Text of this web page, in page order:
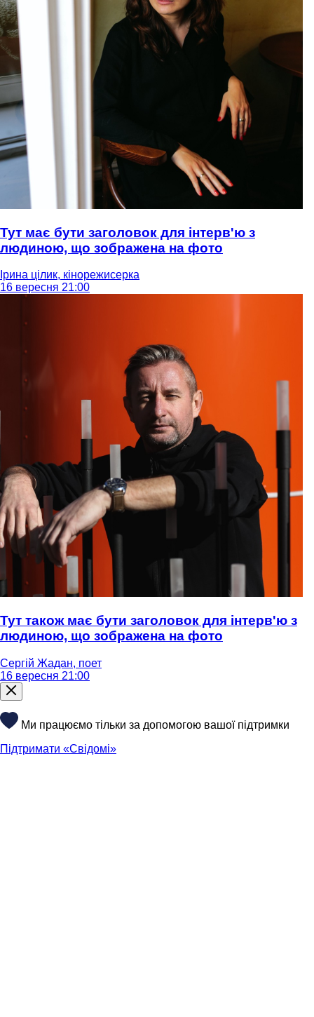
Тут має бути заголовок для інтерв'ю з
людиною, що зображена на фото
Ірина цілик, кінорежисерка
16 вересня 21:00
Тут також має бути заголовок для інтерв'ю з
людиною, що зображена на фото
Сергій Жадан, поет
16 вересня 21:00
Ми працюємо тільки за допомогою вашої підтримки
Підтримати «Свідомі»